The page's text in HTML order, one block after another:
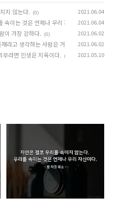
지 않는다.
(0) 2021.06.04
속이는 것은 언제나 우리 자신이다. (0)
2021.06.04
이 가장 강하다. (0) 2021.06.02
라고 생각하는 사람은 거만하다. 또, 자기의
2021.06.02
무라면 인생은 지옥이다. (0) 2021.05.10